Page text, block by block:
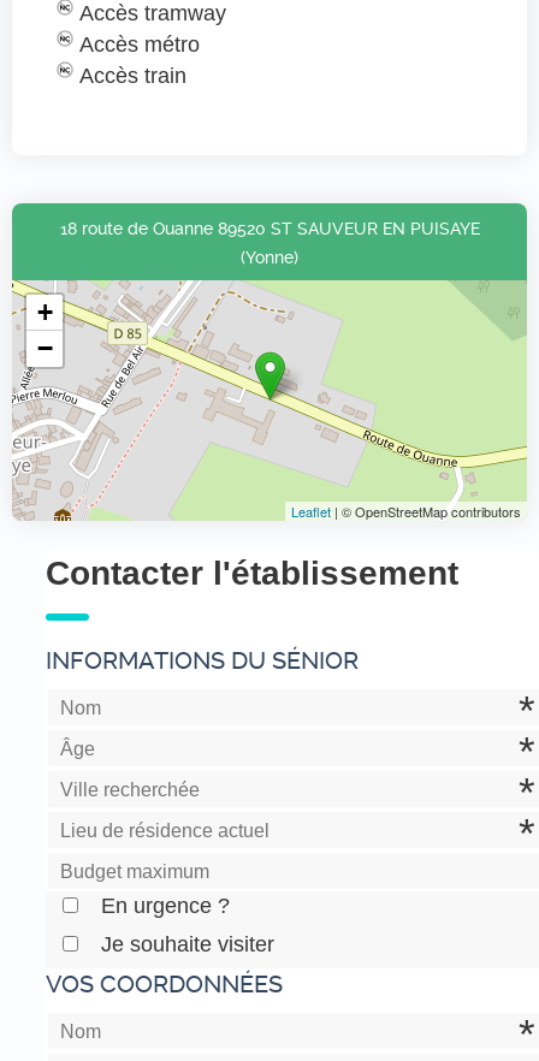
Accès tramway
Accès métro
Accès train
18 route de Ouanne 89520 ST SAUVEUR EN PUISAYE
(Yonne)
+
−
Leaflet | © OpenStreetMap contributors
Contacter l'établissement
INFORMATIONS DU SÉNIOR
En urgence ?
Je souhaite visiter
VOS COORDONNÉES